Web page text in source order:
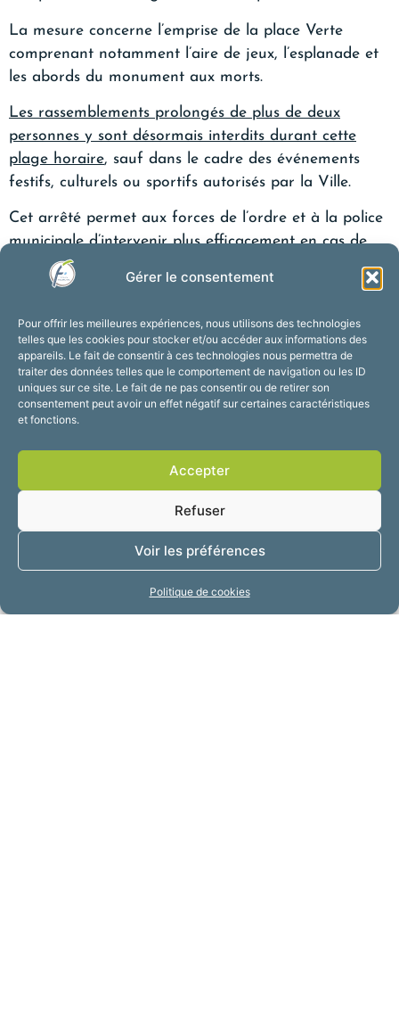
Gérer le consentement
Pour offrir les meilleures expériences, nous utilisons des technologies
telles que les cookies pour stocker et/ou accéder aux informations des
appareils. Le fait de consentir à ces technologies nous permettra de
traiter des données telles que le comportement de navigation ou les ID
uniques sur ce site. Le fait de ne pas consentir ou de retirer son
consentement peut avoir un effet négatif sur certaines caractéristiques
et fonctions.
Accepter
Refuser
Voir les préférences
Politique de cookies
La mesure concerne l’emprise de la place Verte
comprenant notamment l’aire de jeux, l’esplanade et
les abords du monument aux morts.
Les rassemblements prolongés de plus de deux
personnes y sont désormais interdits durant cette
plage horaire, sauf dans le cadre des événements
festifs, culturels ou sportifs autorisés par la Ville.
Cet arrêté permet aux forces de l’ordre et à la police
municipale d’intervenir plus efficacement en cas de
troubles à l’ordre public.
apprécié des familles et des habitants.
Cette mesure vise avant tout à permettre à chacun
d’en profiter sereinement et dans le respect de tous.
Lien de l'arrêté municipal : Couvre Feu Place Verte